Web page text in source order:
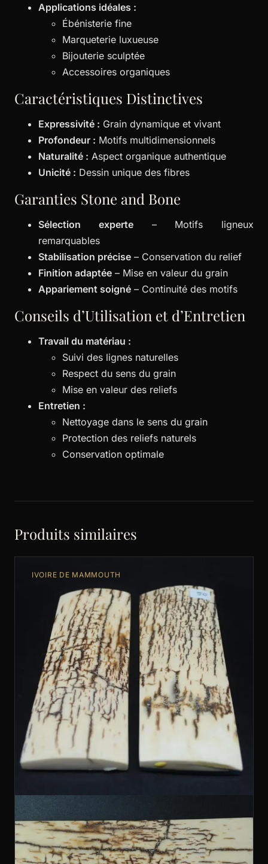
Applications idéales :
Ébénisterie fine
Marqueterie luxueuse
Bijouterie sculptée
Accessoires organiques
Caractéristiques Distinctives
Expressivité : Grain dynamique et vivant
Profondeur : Motifs multidimensionnels
Naturalité : Aspect organique authentique
Unicité : Dessin unique des fibres
Garanties Stone and Bone
Sélection experte– Motifs ligneux
remarquables
Stabilisation précise – Conservation du relief
Finition adaptée – Mise en valeur du grain
Appariement soigné – Continuité des motifs
Conseils d’Utilisation et d’Entretien
Travail du matériau :
Suivi des lignes naturelles
Respect du sens du grain
Mise en valeur des reliefs
Entretien :
Nettoyage dans le sens du grain
Protection des reliefs naturels
Conservation optimale
Produits similaires
IVOIRE DE MAMMOUTH